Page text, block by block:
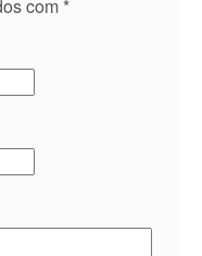
com *